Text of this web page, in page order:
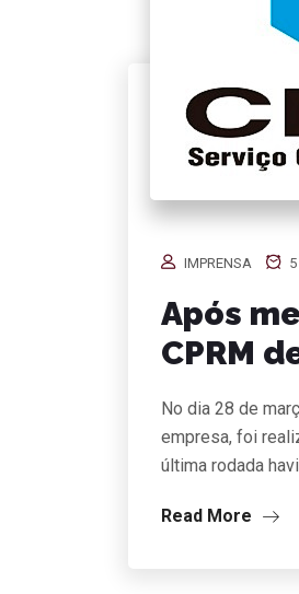
IMPRENSA
Após
CPRM
No dia 28 de
empresa, foi
última rodada
Read More